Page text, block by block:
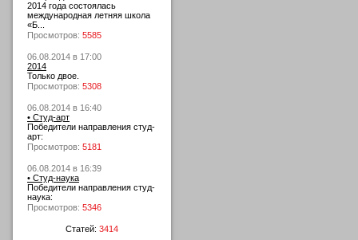
2014 года состоялась
международная летняя школа
«Б...
Просмотров: 5585
06.08.2014 в 17:00
2014
Только двое.
Просмотров: 5308
06.08.2014 в 16:40
• Студ-арт
Победители направления студ-
арт:
Просмотров: 5181
06.08.2014 в 16:39
• Студ-наука
Победители направления студ-
наука:
Просмотров: 5346
Статей: 3414